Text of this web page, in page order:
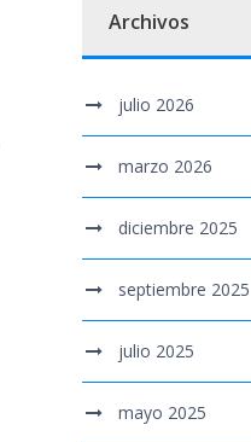
Archivos
julio 2026
marzo 2026
diciembre 2025
septiembre 2025
julio 2025
mayo 2025